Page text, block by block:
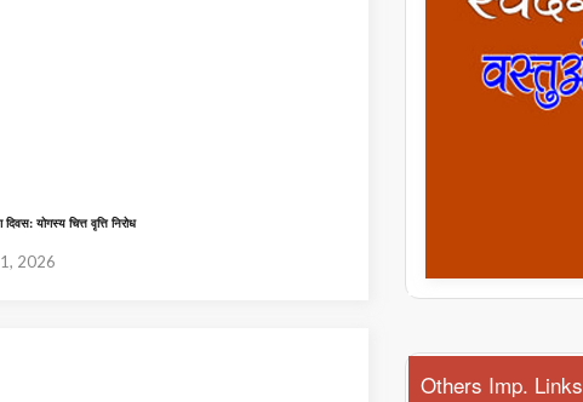
दिवस: योगस्य चित्त वृत्ति निरोध
2026
Others Imp. Links